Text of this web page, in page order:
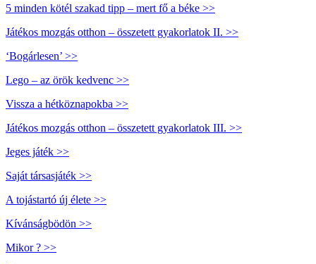
5 minden kötél szakad tipp – mert fő a béke >>
Játékos mozgás otthon – összetett gyakorlatok II. >>
‘Bogárlesen’ >>
Lego – az örök kedvenc >>
Vissza a hétköznapokba >>
Játékos mozgás otthon – összetett gyakorlatok III. >>
Jeges játék >>
Saját társasjáték >>
A tojástartó új élete >>
Kívánságbödön >>
Mikor ? >>